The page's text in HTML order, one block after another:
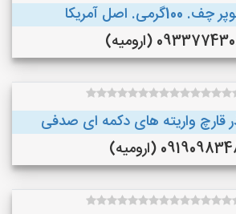
اصل آمریکا
(ارومیه)
قارچ واریته های دکمه ای صدفی
(ارومیه)